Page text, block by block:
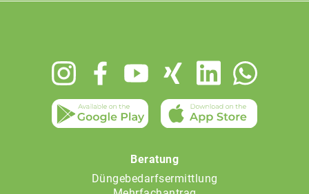
Beratung
Düngebedarfsermittlung